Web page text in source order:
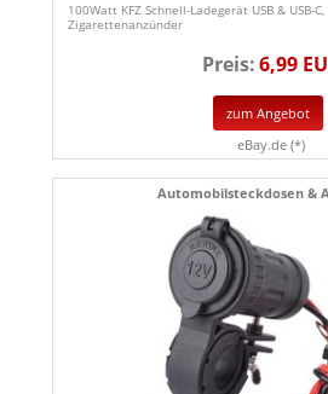
100Watt KFZ Schnell-Ladegerät USB & USB-
Zigarettenanzünder
Preis:6,99
zum Angebot
eBay.de (*)
Automobilsteckdosen &